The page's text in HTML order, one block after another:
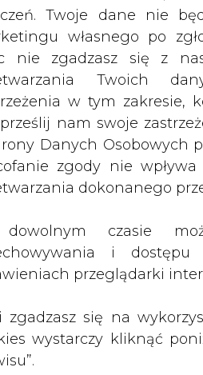
własnego po
nie zgadzasz się z
Twoich
w tym zakresie,
nam swoje
Danych Osobowych
zgody nie
dokonanego
i
przeglądarki
wystarczy kliknąć
z portalu cire.pl
treści marketingowych
Państwa danych osobowych, w